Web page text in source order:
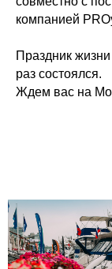
компанией
Праздник
раз состоялся.
Ждем вас на